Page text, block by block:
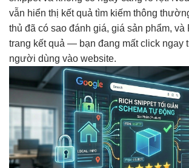
vẫn hiển thị kết quả tìm kiếm thông
thủ đã có sao đánh giá, giá sản phẩm, và
trang kết quả — bạn đang mất click ngay
người dùng vào website.